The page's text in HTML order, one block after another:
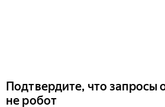
Подтвердите, что запросы
не робот